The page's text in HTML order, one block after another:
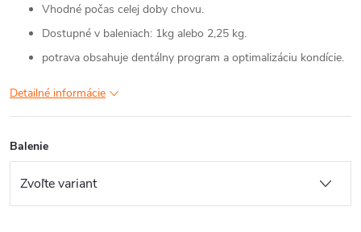
Vhodné počas celej doby chovu.
Dostupné v baleniach: 1kg alebo 2,25 kg.
potrava obsahuje dentálny program a optimalizáciu kondície.
Detailné informácie
Balenie